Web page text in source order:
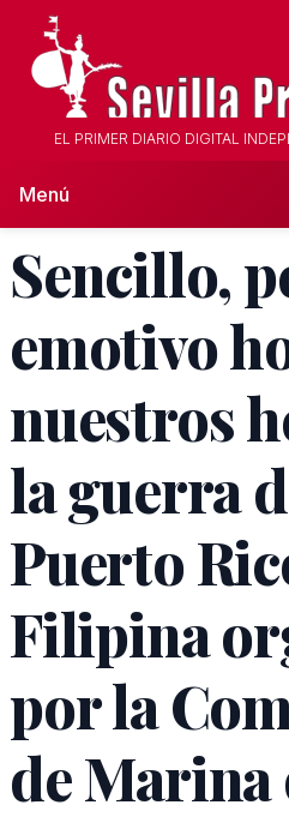
EL PRIMER DIARIO DIGITAL
Menú
Sencillo,
emotivo
nuestros
la guerra
Puerto
Filipina
por la
de Marina